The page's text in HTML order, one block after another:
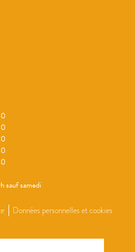
sauf samedi
Données personnelles et cookies